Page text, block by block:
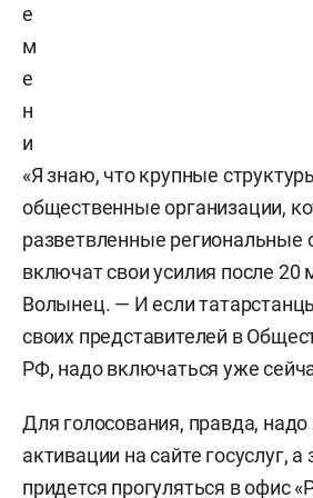
е
м
е
н
и
«Я знаю, что крупные
общественные организации,
разветвленные региональные
включат свои усилия после 20
Волынец. — И если
своих представителей в
РФ, надо включаться уже
Для голосования, правда, надо
активации на сайте госуслуг,
придется прогуляться в офис